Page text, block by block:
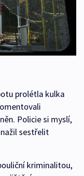
prolétla kulka
Policie si myslí,
sestřelit
kriminalitou,